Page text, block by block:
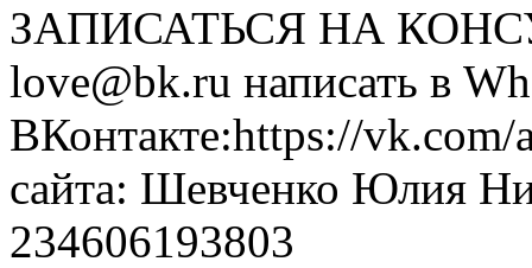
ЗАПИСАТЬСЯ НА
love@bk.ru написать в
ВКонтакте:https://
сайта: Шевченко Юлия
234606193803